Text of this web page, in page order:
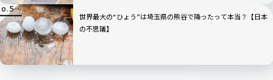
世界最大の“ひょう”は埼玉県の熊谷で降ったって本当？【日本
の不思議】